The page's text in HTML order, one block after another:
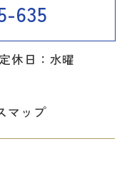
635
定休日：水曜
マップ